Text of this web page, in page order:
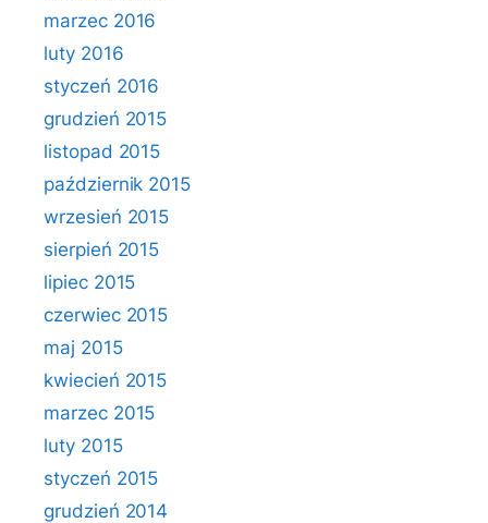
marzec 2016
luty 2016
styczeń 2016
grudzień 2015
listopad 2015
październik 2015
wrzesień 2015
sierpień 2015
lipiec 2015
czerwiec 2015
maj 2015
kwiecień 2015
marzec 2015
luty 2015
styczeń 2015
grudzień 2014